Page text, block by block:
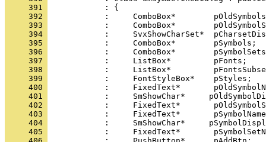
     391
     392
     393
     394
     395
     396
     397
     398
     399
     400
     401
     402
     403
     404
     405